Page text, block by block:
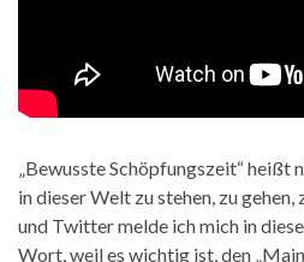
„Bewusste Schöpfungszeit“ heißt
in dieser Welt zu stehen, zu
und Twitter melde ich mich in
Wort, weil es wichtig ist, den